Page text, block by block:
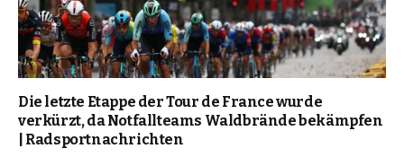
Die letzte Etappe der Tour de France wurde
verkürzt, da Notfallteams Waldbrände bekämpfen
| Radsportnachrichten